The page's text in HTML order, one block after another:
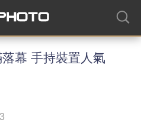
幕 手持裝置人氣